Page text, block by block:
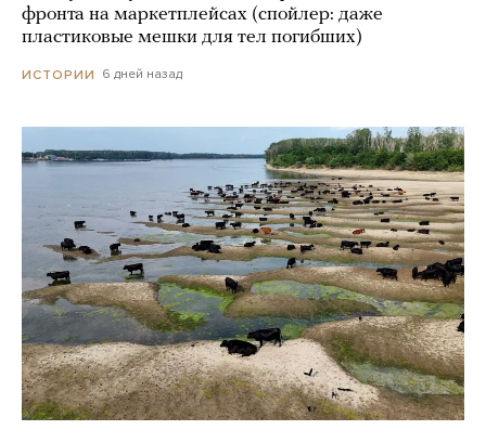
фронта на маркетплейсах (спойлер: даже
пластиковые мешки для тел погибших)
ИСТОРИИ 6 дней назад